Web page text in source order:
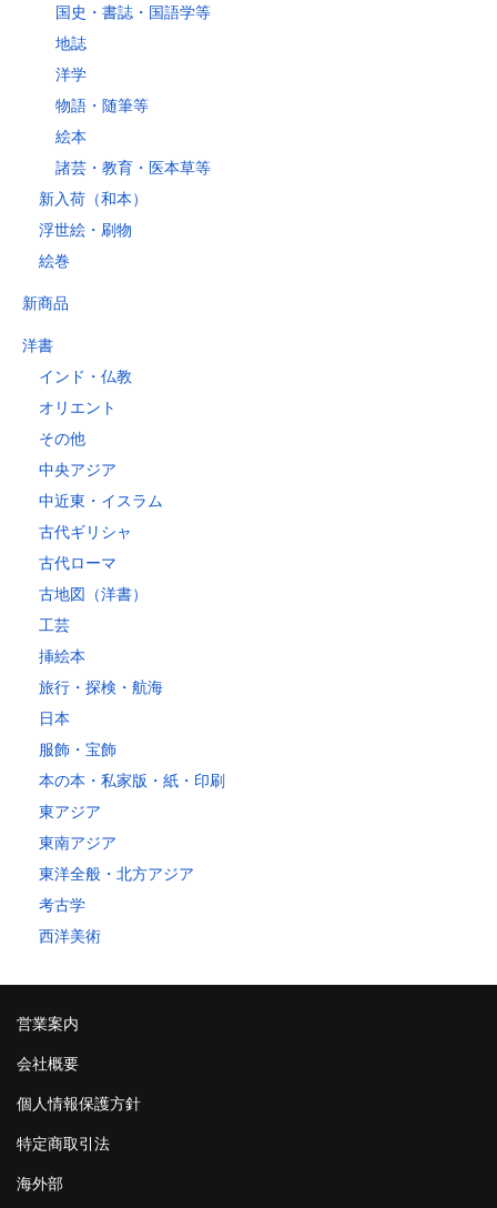
国史・書誌・国語学等
地誌
洋学
物語・随筆等
絵本
諸芸・教育・医本草等
新入荷（和本）
浮世絵・刷物
絵巻
新商品
洋書
インド・仏教
オリエント
その他
中央アジア
中近東・イスラム
古代ギリシャ
古代ローマ
古地図（洋書）
工芸
挿絵本
旅行・探検・航海
日本
服飾・宝飾
本の本・私家版・紙・印刷
東アジア
東南アジア
東洋全般・北方アジア
考古学
西洋美術
営業案内
会社概要
個人情報保護方針
特定商取引法
海外部